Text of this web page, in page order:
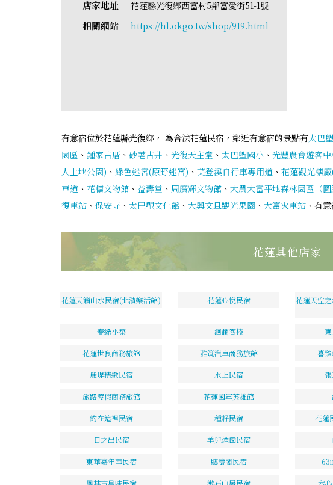
店家地址 花蓮縣光復鄉西富村5鄰富愛街51-1號
相關網站 https://hl.okgo.tw/shop/919.html
有意宿位於花蓮縣光復鄉， 為合法花蓮民宿，鄰近有意宿的景點有太巴
園區 、 鍾家古厝 、 砂荖古井 、 光復天主堂 、 太巴塱國小 、 光豐農會遊客
人土地公園) 、 綠色迷宮(原野迷宮) 、 芙登溪自行車專用道 、 花蓮觀光糖
車道 、 花糖文物館 、 益壽堂 、 周廣輝文物館 、 大農大富平地森林園區（圖
復車站 、 保安寺 、 太巴塱文化館 、 大興文旦觀光果園 、 大富火車站 、有
花蓮其他店家
花蓮天籟山水民宿(北濱樂活館) 花蓮心悅民宿
花蓮天空
春綠小築 洄瀾客棧
花蓮世良商務旅館 雅筑汽車商務旅館 喜
麗堤精緻民宿 水上民宿
旅路渡假商務旅館 花蓮國軍英雄館
約在這裡民宿 種籽民宿 花蓮
日之出民宿 羊兒煙囪民宿
東華嘉年華民宿 聽濤閣民宿